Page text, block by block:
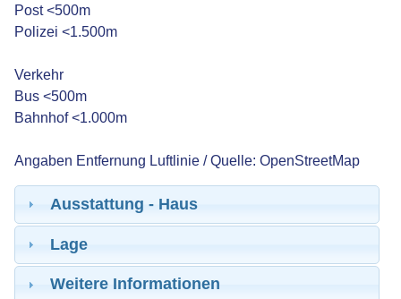
Post <500m
Polizei <1.500m
Verkehr
Bus <500m
Bahnhof <1.000m
Angaben Entfernung Luftlinie / Quelle: OpenStreetMap
Ausstattung - Haus
Lage
Weitere Informationen